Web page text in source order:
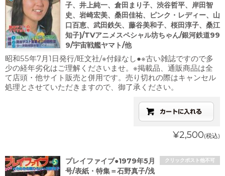
子、井上純一、倉田まり子、渋谷哲平、岸田智
史、岩崎宏美、桑田佳祐、ピンク・レディー、山
口百恵、武田鉄矢、藤谷美和子、桜田淳子、桑江
知子)/TVアニメスペシャル坊ちゃん/銀河鉄道99
9/宇宙戦艦ヤマト/他
昭和55年7月1日発行/旺文社/※付録なし●※古い雑誌ですので多
少の経年劣化はご理解くださいませ。※掲載品、通販商品は全
て店頭・他サイト販売と併用です。売り切れの際はキャンセル
処理とさせていただきますので、御了承ください。
¥2,500(税込)
クリックポスト他不可
プレイファイブ●1979年5月
号/表紙・特集＝石野真子/浅